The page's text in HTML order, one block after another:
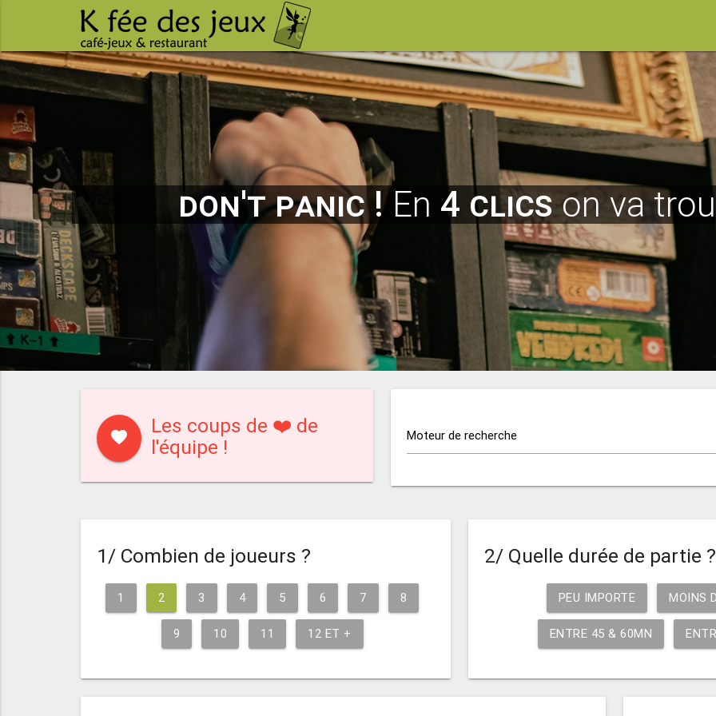
Don't panic !En 4 clicson va
favorite
Les coups de ❤️ de
l'équipe !
Moteur de recherche
1/ Combien de joueurs ?
1 2 3 4 5 6 7 8
9 10 11 12 ET +
2/ Quelle durée de partie ?
PEU IMPORTE MOINS
ENTRE 45 & 60MN